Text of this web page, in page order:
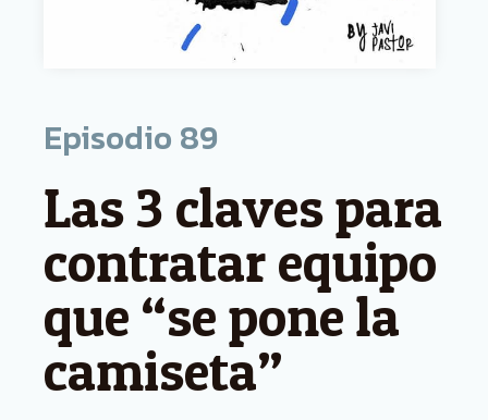
Episodio 89
Las 3 claves para
contratar equipo
que “se pone la
camiseta”